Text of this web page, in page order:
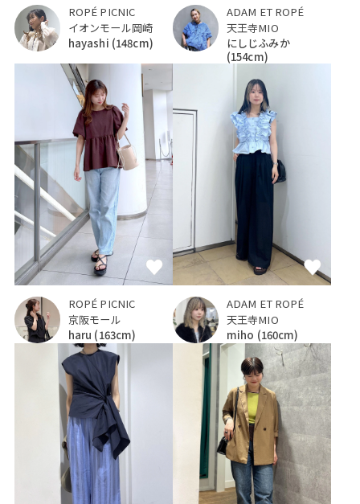
ROPÉ PICNIC
イオンモール岡崎
hayashi (148cm)
ADAM ET ROPÉ
天王寺MIO
にしじふみか
(154cm)
ROPÉ PICNIC
京阪モール
haru (163cm)
ADAM ET ROPÉ
天王寺MIO
miho (160cm)